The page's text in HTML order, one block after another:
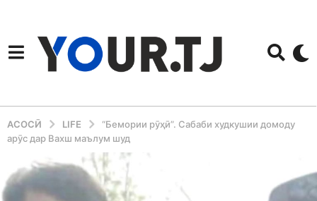
АСОСӢ LIFE
“Бемории рӯҳӣ”. Сабаби худкушии домоду
арӯс дар Вахш маълум шуд